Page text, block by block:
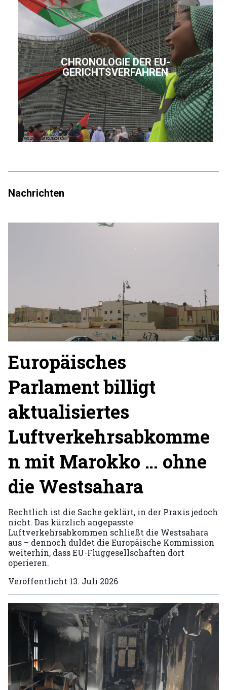
CHRONOLOGIE DER EU-
GERICHTSVERFAHREN
Nachrichten
Europäisches
Parlament billigt
aktualisiertes
Luftverkehrsabkomme
n mit Marokko … ohne
die Westsahara
Rechtlich ist die Sache geklärt, in der Praxis jedoch
nicht. Das kürzlich angepasste
Luftverkehrsabkommen schließt die Westsahara
aus – dennoch duldet die Europäische Kommission
weiterhin, dass EU-Fluggesellschaften dort
operieren.
Veröffentlicht 13. Juli 2026